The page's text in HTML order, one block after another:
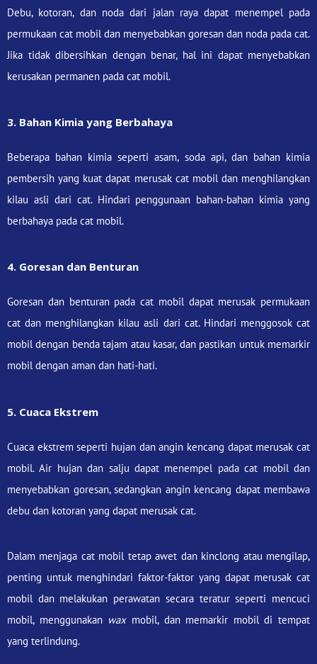
Debu, kotoran, dan noda dari jalan raya dapat menempel pada
permukaan cat mobil dan menyebabkan goresan dan noda pada cat.
Jika tidak dibersihkan dengan benar, hal ini dapat menyebabkan
kerusakan permanen pada cat mobil.
3. Bahan Kimia yang Berbahaya
Beberapa bahan kimia seperti asam, soda api, dan bahan kimia
pembersih yang kuat dapat merusak cat mobil dan menghilangkan
kilau asli dari cat. Hindari penggunaan bahan-bahan kimia yang
berbahaya pada cat mobil.
4. Goresan dan Benturan
Goresan dan benturan pada cat mobil dapat merusak permukaan
cat dan menghilangkan kilau asli dari cat. Hindari menggosok cat
mobil dengan benda tajam atau kasar, dan pastikan untuk memarkir
mobil dengan aman dan hati-hati.
5. Cuaca Ekstrem
Cuaca ekstrem seperti hujan dan angin kencang dapat merusak cat
mobil. Air hujan dan salju dapat menempel pada cat mobil dan
menyebabkan goresan, sedangkan angin kencang dapat membawa
debu dan kotoran yang dapat merusak cat.
Dalam menjaga cat mobil tetap awet dan kinclong atau mengilap,
penting untuk menghindari faktor-faktor yang dapat merusak cat
mobil dan melakukan perawatan secara teratur seperti mencuci
mobil, menggunakan waxmobil, dan memarkir mobil di tempat
yang terlindung.